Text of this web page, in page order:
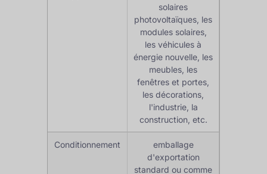
solaires
photovoltaïques, les
modules solaires,
les véhicules à
énergie nouvelle, les
meubles, les
fenêtres et portes,
les décorations,
l'industrie, la
construction, etc.
Conditionnement
emballage
d'exportation
standard ou comme